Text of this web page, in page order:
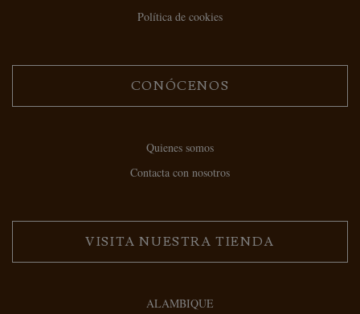
Política de cookies
CONÓCENOS
Quienes somos
Contacta con nosotros
VISITA NUESTRA TIENDA
ALAMBIQUE